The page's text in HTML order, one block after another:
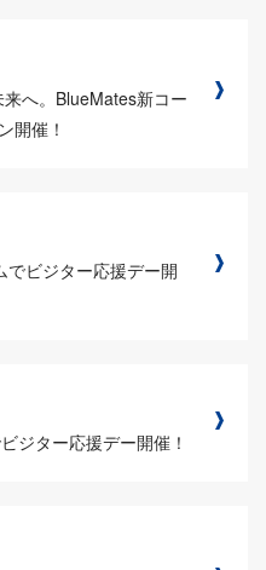
来へ。BlueMates新コー
開催！
でビジター応援デー開
ジター応援デー開催！